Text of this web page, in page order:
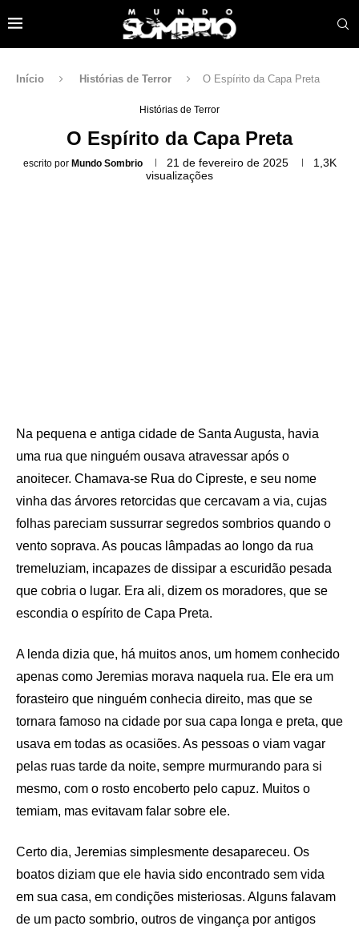
Início Histórias de Terror O Espírito da Capa Preta
Histórias de Terror
O Espírito da Capa Preta
escrito por Mundo Sombrio 21 de fevereiro de 2025
1,3K
visualizações
Na pequena e antiga cidade de Santa Augusta, havia
uma rua que ninguém ousava atravessar após o
anoitecer. Chamava-se Rua do Cipreste, e seu nome
vinha das árvores retorcidas que cercavam a via, cujas
folhas pareciam sussurrar segredos sombrios quando o
vento soprava. As poucas lâmpadas ao longo da rua
tremeluziam, incapazes de dissipar a escuridão pesada
que cobria o lugar. Era ali, dizem os moradores, que se
escondia o espírito de Capa Preta.
A lenda dizia que, há muitos anos, um homem conhecido
apenas como Jeremias morava naquela rua. Ele era um
forasteiro que ninguém conhecia direito, mas que se
tornara famoso na cidade por sua capa longa e preta, que
usava em todas as ocasiões. As pessoas o viam vagar
pelas ruas tarde da noite, sempre murmurando para si
mesmo, com o rosto encoberto pelo capuz. Muitos o
temiam, mas evitavam falar sobre ele.
Certo dia, Jeremias simplesmente desapareceu. Os
boatos diziam que ele havia sido encontrado sem vida
em sua casa, em condições misteriosas. Alguns falavam
de um pacto sombrio, outros de vingança por antigos